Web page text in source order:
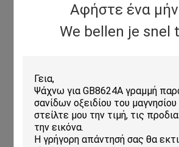
Αφήστε ένα
We bellen je snel
Εφαρμογές:
Μηχανή Σχηματισμού Πίνακας Τείχους -
Αριθμός μοντέλου: CX-1
Χώρος προέλευσης: Κίνα
Κλειδιά: Μηχανή τοίχου
Χρήσιμη διάρκεια ζωής: 20 χρόνια